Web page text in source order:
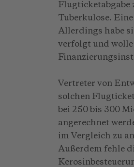
Flugticketabgabe
Tuberkulose.
Allerdings habe
verfolgt und
Vertreter von
solchen
bei 250 bis 300
angerechnet
im Vergleich zu
Außerdem fehle